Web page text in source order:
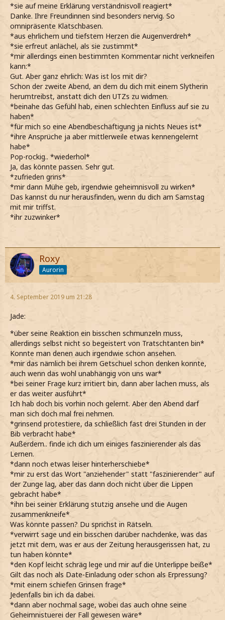
*sie auf meine Erklärung verständnisvoll reagiert*
Danke. Ihre Freundinnen sind besonders nervig. So
omnipräsente Klatschbasen.
*aus ehrlichem und tiefstem Herzen die Augenverdreh*
*sie erfreut anlächel, als sie zustimmt*
*mir allerdings einen bestimmten Kommentar nicht verkneifen
kann:*
Gut. Aber ganz ehrlich: Was ist los mit dir?
Schon der zweite Abend, an dem du dich mit einem Slytherin
herumtreibst, anstatt dich den UTZs zu widmen.
*beinahe das Gefühl hab, einen schlechten Einfluss auf sie zu
haben*
*für mich so eine Abendbeschäftigung ja nichts Neues ist*
*ihre Ansprüche ja aber mittlerweile etwas kennengelernt
habe*
Pop-rockig.. *wiederhol*
Ja, das könnte passen. Sehr gut.
*zufrieden grins*
*mir dann Mühe geb, irgendwie geheimnisvoll zu wirken*
Das kannst du nur herausfinden, wenn du dich am Samstag
mit mir triffst.
*ihr zuzwinker*
Roxy
Aurorin
4. September 2019 um 21:28
Jade:
*über seine Reaktion ein bisschen schmunzeln muss,
allerdings selbst nicht so begeistert von Tratschtanten bin*
Konnte man denen auch irgendwie schon ansehen.
*mir das nämlich bei ihrem Getschuel schon denken konnte,
auch wenn das wohl unabhängig von uns war*
*bei seiner Frage kurz irritiert bin, dann aber lachen muss, als
er das weiter ausführt*
Ich hab doch bis vorhin noch gelernt. Aber den Abend darf
man sich doch mal frei nehmen.
*grinsend protestiere, da schließlich fast drei Stunden in der
Bib verbracht habe*
Außerdem.. finde ich dich um einiges faszinierender als das
Lernen.
*dann noch etwas leiser hinterherschiebe*
*mir zu erst das Wort "anziehender" statt "faszinierender" auf
der Zunge lag, aber das dann doch nicht über die Lippen
gebracht habe*
*ihn bei seiner Erklärung stutzig ansehe und die Augen
zusammenkneife*
Was könnte passen? Du sprichst in Rätseln.
*verwirrt sage und ein bisschen darüber nachdenke, was das
jetzt mit dem, was er aus der Zeitung herausgerissen hat, zu
tun haben könnte*
*den Kopf leicht schräg lege und mir auf die Unterlippe beiße*
Gilt das noch als Date-Einladung oder schon als Erpressung?
*mit einem schiefen Grinsen frage*
Jedenfalls bin ich da dabei.
*dann aber nochmal sage, wobei das auch ohne seine
Geheimnistuerei der Fall gewesen wäre*